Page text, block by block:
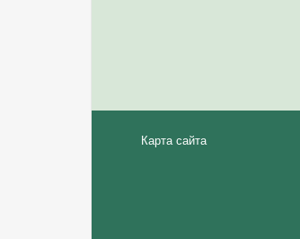
Карта сайта